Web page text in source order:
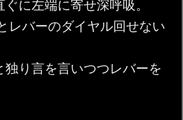
に左端に寄せ深呼吸。
レバーのダイヤル回せない
り言を言いつつレバーを